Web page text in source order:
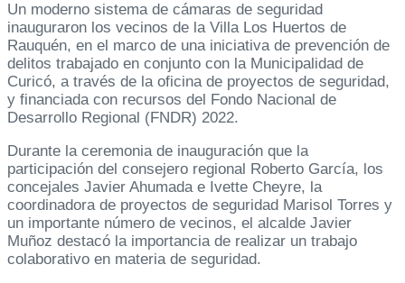
Un moderno sistema de cámaras de seguridad
inauguraron los vecinos de la Villa Los Huertos de
Rauquén, en el marco de una iniciativa de prevención de
delitos trabajado en conjunto con la Municipalidad de
Curicó, a través de la oficina de proyectos de seguridad,
y financiada con recursos del Fondo Nacional de
Desarrollo Regional (FNDR) 2022.
Durante la ceremonia de inauguración que la
participación del consejero regional Roberto García, los
concejales Javier Ahumada e Ivette Cheyre, la
coordinadora de proyectos de seguridad Marisol Torres y
un importante número de vecinos, el alcalde Javier
Muñoz destacó la importancia de realizar un trabajo
colaborativo en materia de seguridad.